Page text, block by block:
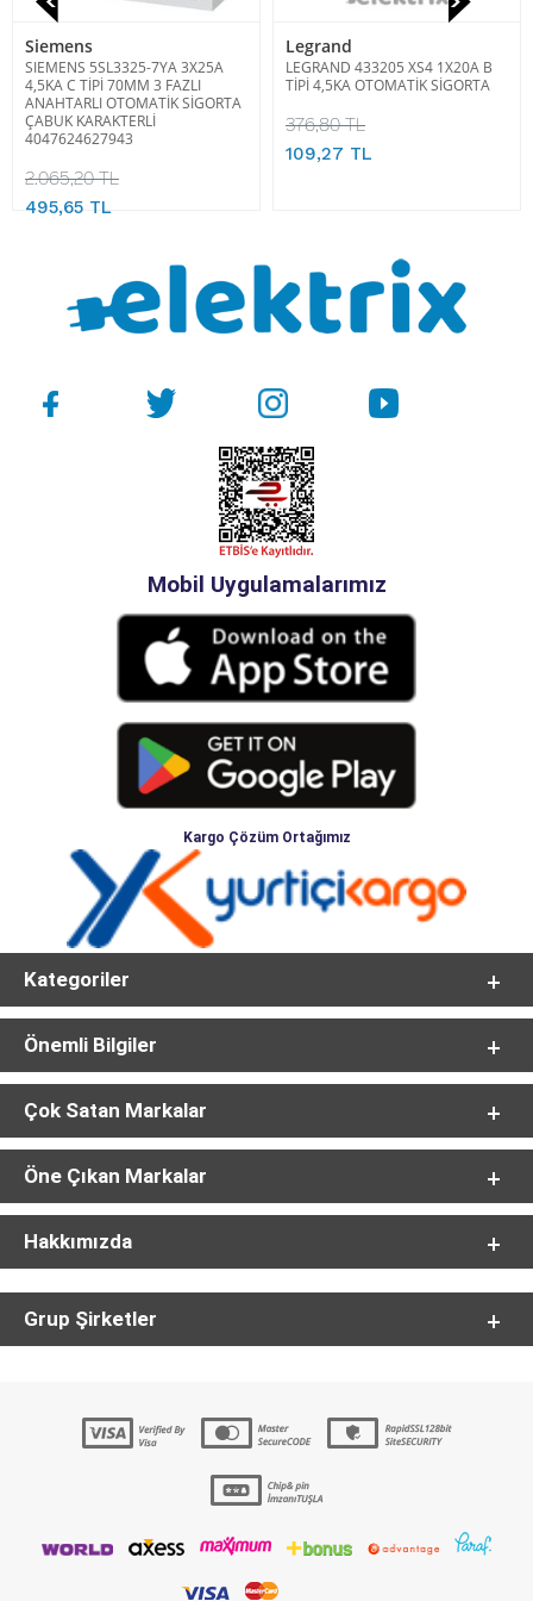
Siemens
SIEMENS 5SL3325-7YA 3X25A
4,5KA C TİPİ 70MM 3 FAZLI
ANAHTARLI OTOMATİK SİGORTA
ÇABUK KARAKTERLİ
4047624627943
2.065,20 TL
495,65 TL
Legrand
LEGRAND 433205 XS4 1X20A B
TİPİ 4,5KA OTOMATİK SİGORTA
376,80 TL
109,27 TL
Mobil Uygulamalarımız
Kargo Çözüm Ortağımız
Kategoriler
Önemli Bilgiler
Çok Satan Markalar
Öne Çıkan Markalar
Hakkımızda
Grup Şirketler